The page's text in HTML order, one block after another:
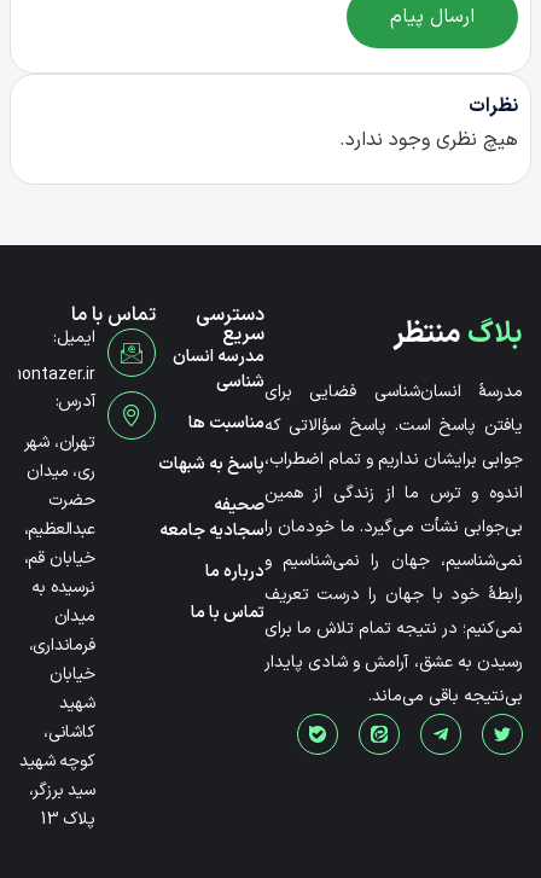
ارسال پیام
نظرات
هیچ نظری وجود ندارد.
بلاگمنتظر
مدرسۀ انسان‌شناسی فضایی برای
یافتن پاسخ است. پاسخ سؤالاتی که
جوابی برایشان نداریم و تمام اضطراب،
اندوه و ترس ما از زندگی از همین
بی‌جوابی نشأت می‌گیرد. ما خودمان را
نمی‌شناسیم، جهان را نمی‌شناسیم و
رابطۀ خود با جهان را درست تعریف
نمی‌کنیم؛ در نتیجه تمام تلاش ما برای
رسیدن به عشق، آرامش و شادی پایدار
بی‌نتیجه باقی می‌ماند.
دسترسی
سریع
مدرسه انسان
شناسی
مناسبت ها
پاسخ به شبهات
صحیفه
سجادیه جامعه
درباره ما
تماس با ما
تماس با ما
ایمیل:
آدرس:
تهران، شهر
ری، میدان
حضرت
عبدالعظیم،
خیابان قم،
نرسیده به
میدان
فرمانداری،
خیابان
شهید
کاشانی،
کوچه شهید
سید برزگر،
پلاک 13